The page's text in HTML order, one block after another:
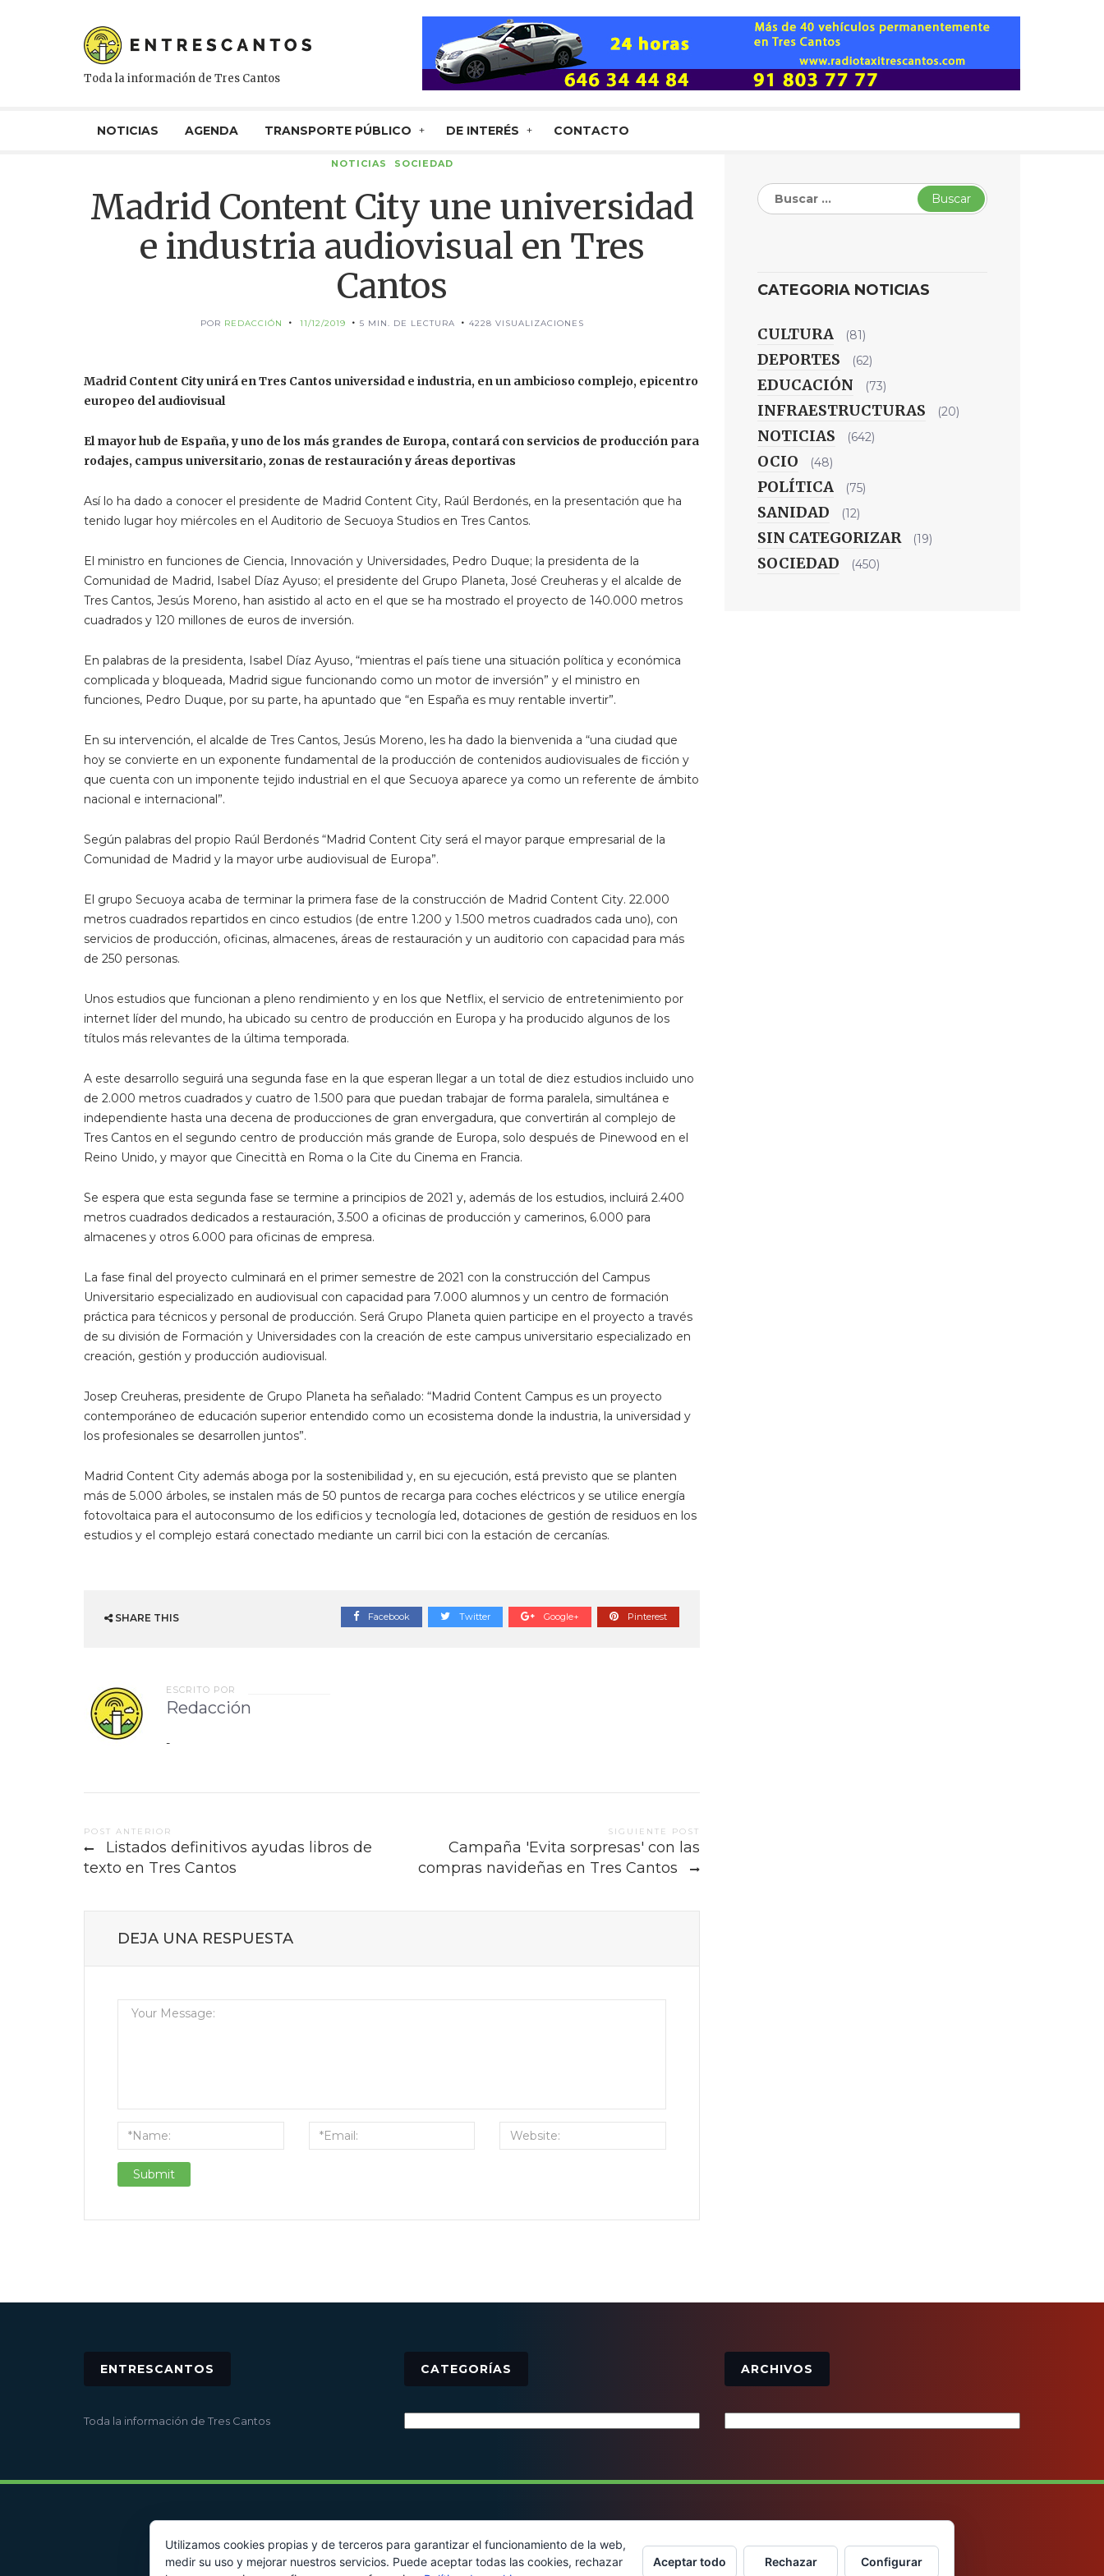
Toda la información de Tres Cantos
NOTICIAS AGENDA TRANSPORTE PÚBLICO DE INTERÉS CONTACTO
NOTICIAS SOCIEDAD
Madrid Content City une universidad
e industria audiovisual en Tres
Cantos
POR REDACCIÓN 11/12/2019 5 MIN. DE LECTURA 4228 VISUALIZACIONES
Madrid Content City unirá en Tres Cantos universidad e industria, en un ambicioso complejo, epicentro
europeo del audiovisual
El mayor hub de España, y uno de los más grandes de Europa, contará con servicios de producción para
rodajes, campus universitario, zonas de restauración y áreas deportivas
Así lo ha dado a conocer el presidente de Madrid Content City, Raúl Berdonés, en la presentación que ha
tenido lugar hoy miércoles en el Auditorio de Secuoya Studios en Tres Cantos.
El ministro en funciones de Ciencia, Innovación y Universidades, Pedro Duque; la presidenta de la
Comunidad de Madrid, Isabel Díaz Ayuso; el presidente del Grupo Planeta, José Creuheras y el alcalde de
Tres Cantos, Jesús Moreno, han asistido al acto en el que se ha mostrado el proyecto de 140.000 metros
cuadrados y 120 millones de euros de inversión.
En palabras de la presidenta, Isabel Díaz Ayuso, “mientras el país tiene una situación política y económica
complicada y bloqueada, Madrid sigue funcionando como un motor de inversión” y el ministro en
funciones, Pedro Duque, por su parte, ha apuntado que “en España es muy rentable invertir”.
En su intervención, el alcalde de Tres Cantos, Jesús Moreno, les ha dado la bienvenida a “una ciudad que
hoy se convierte en un exponente fundamental de la producción de contenidos audiovisuales de ficción y
que cuenta con un imponente tejido industrial en el que Secuoya aparece ya como un referente de ámbito
nacional e internacional”.
Según palabras del propio Raúl Berdonés “Madrid Content City será el mayor parque empresarial de la
Comunidad de Madrid y la mayor urbe audiovisual de Europa”.
El grupo Secuoya acaba de terminar la primera fase de la construcción de Madrid Content City. 22.000
metros cuadrados repartidos en cinco estudios (de entre 1.200 y 1.500 metros cuadrados cada uno), con
servicios de producción, oficinas, almacenes, áreas de restauración y un auditorio con capacidad para más
de 250 personas.
Unos estudios que funcionan a pleno rendimiento y en los que Netflix, el servicio de entretenimiento por
internet líder del mundo, ha ubicado su centro de producción en Europa y ha producido algunos de los
títulos más relevantes de la última temporada.
A este desarrollo seguirá una segunda fase en la que esperan llegar a un total de diez estudios incluido uno
de 2.000 metros cuadrados y cuatro de 1.500 para que puedan trabajar de forma paralela, simultánea e
independiente hasta una decena de producciones de gran envergadura, que convertirán al complejo de
Tres Cantos en el segundo centro de producción más grande de Europa, solo después de Pinewood en el
Reino Unido, y mayor que Cinecittà en Roma o la Cite du Cinema en Francia.
Se espera que esta segunda fase se termine a principios de 2021 y, además de los estudios, incluirá 2.400
metros cuadrados dedicados a restauración, 3.500 a oficinas de producción y camerinos, 6.000 para
almacenes y otros 6.000 para oficinas de empresa.
La fase final del proyecto culminará en el primer semestre de 2021 con la construcción del Campus
Universitario especializado en audiovisual con capacidad para 7.000 alumnos y un centro de formación
práctica para técnicos y personal de producción. Será Grupo Planeta quien participe en el proyecto a través
de su división de Formación y Universidades con la creación de este campus universitario especializado en
creación, gestión y producción audiovisual.
Josep Creuheras, presidente de Grupo Planeta ha señalado: “Madrid Content Campus es un proyecto
contemporáneo de educación superior entendido como un ecosistema donde la industria, la universidad y
los profesionales se desarrollen juntos”.
Madrid Content City además aboga por la sostenibilidad y, en su ejecución, está previsto que se planten
más de 5.000 árboles, se instalen más de 50 puntos de recarga para coches eléctricos y se utilice energía
fotovoltaica para el autoconsumo de los edificios y tecnología led, dotaciones de gestión de residuos en los
estudios y el complejo estará conectado mediante un carril bici con la estación de cercanías.
SHARE THIS Facebook Twitter Google+ Pinterest
ESCRITO POR
Redacción
-
Post
navigation
POST ANTERIOR
Listados definitivos ayudas libros de
texto en Tres Cantos
SIGUIENTE POST
Campaña 'Evita sorpresas' con las
compras navideñas en Tres Cantos
DEJA UNA RESPUESTA
Buscar:
CATEGORIA NOTICIAS
CULTURA (81)
DEPORTES (62)
EDUCACIÓN (73)
INFRAESTRUCTURAS (20)
NOTICIAS (642)
OCIO (48)
POLÍTICA (75)
SANIDAD (12)
SIN CATEGORIZAR (19)
SOCIEDAD (450)
ENTRESCANTOS
Toda la información de Tres Cantos
CATEGORÍAS ARCHIVOS
© 2016 - Todos los derechos reservados
Utilizamos cookies propias y de terceros para garantizar el funcionamiento de la web,
medir su uso y mejorar nuestros servicios. Puede aceptar todas las cookies, rechazar
Aceptar todo Rechazar Configurar